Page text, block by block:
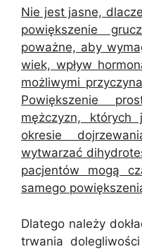
Nie jest jasne,
powiększenie
poważne, aby
wiek, wpływ
możliwymi
Powiększenie
mężczyzn, których
okresie
wytwarzać
pacjentów mogą
samego
Dlatego należy
trwania